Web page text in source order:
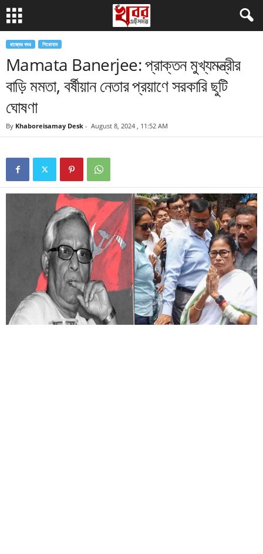
রাজ্যের খবর শিরোনাম
Mamata Banerjee: প্রাক্তন মুখ্যমন্ত্রীর
বাড়ি মমতা, বর্ষীয়ান নেতার প্রয়াণে সরকারি ছুটি
ঘোষণা
By Khaboreisamay Desk - August 8, 2024 , 11:52 AM